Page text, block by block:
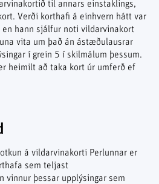
til annars einstaklings,
Verði korthafi á einhvern hátt var
hann sjálfur noti vildarvinakort
vita um það án ástæðulausrar
í grein 5 í skilmálum þessum.
heimilt að taka kort úr umferð ef
á vildarvinakorti Perlunnar er
sem teljast
vinnur þessar upplýsingar sem